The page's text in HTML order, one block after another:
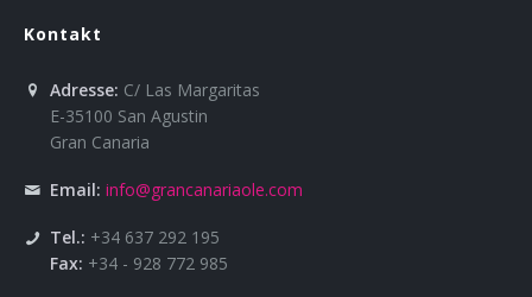
Über uns
Kontakt
Adresse: C/ Las Margaritas
E-35100 San Agustin
Gran Canaria
Email: info@grancanariaole.com
Tel.: +34 637 292 195
Fax: +34 - 928 772 985